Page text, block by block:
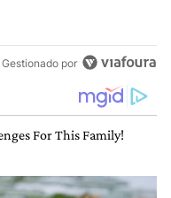
Gestionado por